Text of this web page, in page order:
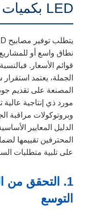
LED بكميات كبيرة
نطاق واسع أو
قوائم الأسعار.
الجملة، يعتمد
المصنعة على تقديم
مورد ذي إنتاجية عالية
وبروتوكولات مراقبة
الدليل المعايير
المحترفين تقييمها
على تلبية متطلبات
1. التحقق من
التوسع